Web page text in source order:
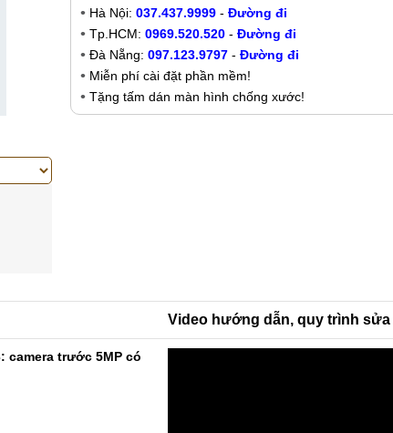
Hà Nội: 037.437.9999 - Đường đi
Tp.HCM: 0969.520.520 - Đường đi
Đà Nẵng: 097.123.9797 - Đường đi
Miễn phí cài đặt phần mềm!
Tặng tấm dán màn hình chống xước!
camera trước 5MP có
Video hướng dẫn, quy trình